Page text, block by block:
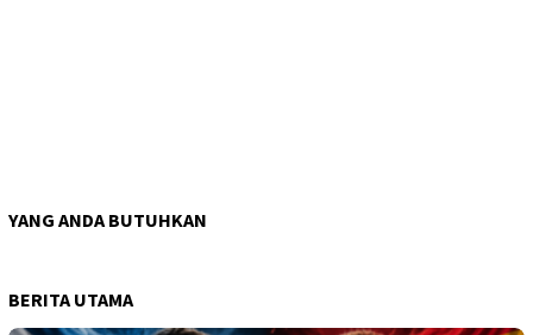
YANG ANDA BUTUHKAN
BERITA UTAMA